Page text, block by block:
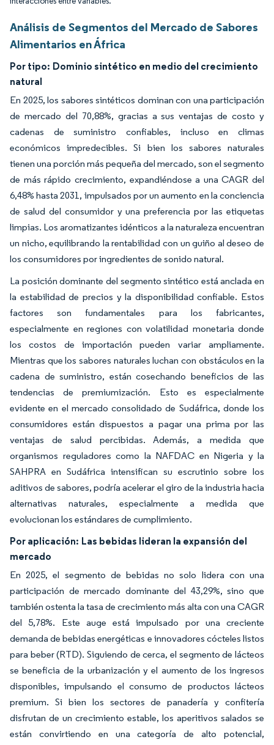
Análisis de Segmentos del Mercado de Sabores
Alimentarios en África
Por tipo: Dominio sintético en medio del crecimiento
natural
En 2025, los sabores sintéticos dominan con una participación
de mercado del 70,88%, gracias a sus ventajas de costo y
cadenas de suministro confiables, incluso en climas
económicos impredecibles. Si bien los sabores naturales
tienen una porción más pequeña del mercado, son el segmento
de más rápido crecimiento, expandiéndose a una CAGR del
6,48% hasta 2031, impulsados por un aumento en la conciencia
de salud del consumidor y una preferencia por las etiquetas
limpias. Los aromatizantes idénticos a la naturaleza encuentran
un nicho, equilibrando la rentabilidad con un guiño al deseo de
los consumidores por ingredientes de sonido natural.
La posición dominante del segmento sintético está anclada en
la estabilidad de precios y la disponibilidad confiable. Estos
factores son fundamentales para los fabricantes,
especialmente en regiones con volatilidad monetaria donde
los costos de importación pueden variar ampliamente.
Mientras que los sabores naturales luchan con obstáculos en la
cadena de suministro, están cosechando beneficios de las
tendencias de premiumización. Esto es especialmente
evidente en el mercado consolidado de Sudáfrica, donde los
consumidores están dispuestos a pagar una prima por las
ventajas de salud percibidas. Además, a medida que
organismos reguladores como la NAFDAC en Nigeria y la
SAHPRA en Sudáfrica intensifican su escrutinio sobre los
aditivos de sabores, podría acelerar el giro de la industria hacia
alternativas naturales, especialmente a medida que
evolucionan los estándares de cumplimiento.
Por aplicación: Las bebidas lideran la expansión del
mercado
En 2025, el segmento de bebidas no solo lidera con una
participación de mercado dominante del 43,29%, sino que
también ostenta la tasa de crecimiento más alta con una CAGR
del 5,78%. Este auge está impulsado por una creciente
demanda de bebidas energéticas e innovadores cócteles listos
para beber (RTD). Siguiendo de cerca, el segmento de lácteos
se beneficia de la urbanización y el aumento de los ingresos
disponibles, impulsando el consumo de productos lácteos
premium. Si bien los sectores de panadería y confitería
disfrutan de un crecimiento estable, los aperitivos salados se
están convirtiendo en una categoría de alto potencial,